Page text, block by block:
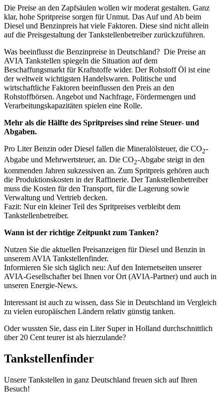
Die Preise an den Zapfsäulen wollen wir moderat gestalten. Ganz
klar, hohe Spritpreise sorgen für Unmut. Das Auf und Ab beim
Diesel und Benzinpreis hat viele Faktoren. Diese sind nicht allein
auf die Preisgestaltung der Tankstellenbetreiber zurückzuführen.
Was beeinflusst die Benzinpreise in Deutschland? Die Preise an
AVIA Tankstellen spiegeln die Situation auf dem
Beschaffungsmarkt für Kraftstoffe wider. Der Rohstoff Öl ist eine
der weltweit wichtigsten Handelswaren. Politische und
wirtschaftliche Faktoren beeinflussen den Preis an den
Rohstoffbörsen. Angebot und Nachfrage, Fördermengen und
Verarbeitungskapazitäten spielen eine Rolle.
Mehr als die Hälfte des Spritpreises sind reine Steuer- und
Abgaben.
Pro Liter Benzin oder Diesel fallen die Mineralölsteuer, die CO2-
Abgabe und Mehrwertsteuer, an. Die CO2-Abgabe steigt in den
kommenden Jahren sukzessiven an. Zum Spritpreis gehören auch
die Produktionskosten in der Raffinerie. Der Tankstellenbetreiber
muss die Kosten für den Transport, für die Lagerung sowie
Verwaltung und Vertrieb decken.
Fazit: Nur ein kleiner Teil des Spritpreises verbleibt dem
Tankstellenbetreiber.
Wann ist der richtige Zeitpunkt zum Tanken?
Nutzen Sie die aktuellen Preisanzeigen für Diesel und Benzin in
unserem AVIA Tankstellenfinder.
Informieren Sie sich täglich neu: Auf den Internetseiten unserer
AVIA-Gesellschafter bei Ihnen vor Ort (AVIA-Partner) und auch in
unseren Energie-News.
Interessant ist auch zu wissen, dass Sie in Deutschland im Vergleich
zu vielen europäischen Ländern relativ günstig tanken.
Oder wussten Sie, dass ein Liter Super in Holland durchschnittlich
über 20 Cent teurer ist als hierzulande?
Tankstellenfinder
Unsere Tankstellen in ganz Deutschland freuen sich auf Ihren
Besuch!